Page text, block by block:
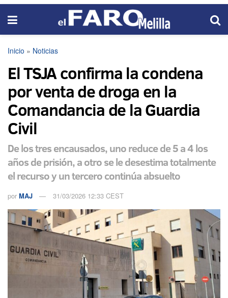
Inicio » Noticias
El TSJA confirma la condena
por venta de droga en la
Comandancia de la Guardia
Civil
De los tres encausados, uno reduce de 5 a 4 los
años de prisión, a otro se le desestima totalmente
el recurso y un tercero continúa absuelto
por MAJ 31/03/2026 12:33 CEST